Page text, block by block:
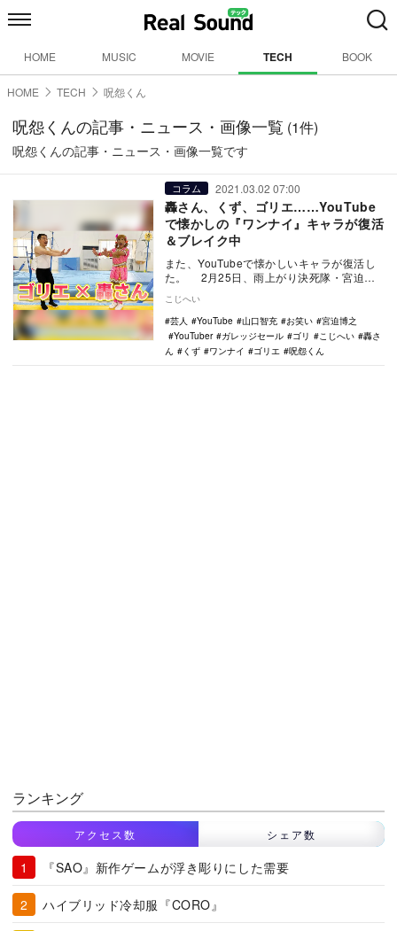
HOME MUSIC MOVIE TECH BOOK
HOME TECH 呪怨くん
呪怨くんの記事・ニュース・画像一覧 (1件)
呪怨くんの記事・ニュース・画像一覧です
コラム 2021.03.02 07:00
轟さん、くず、ゴリエ……YouTube
で懐かしの『ワンナイ』キャラが復活
＆ブレイク中
また、YouTubeで懐かしいキャラが復活し
た。 2月25日、雨上がり決死隊・宮迫博
こじへい
芸人
YouTube 山口智充 お笑い
宮迫博之
YouTuber
ガレッジセール ゴリ こじへい
轟さ
ん
くず ワンナイ ゴリエ 呪怨くん
ランキング
アクセス数 シェア数
『SAO』新作ゲームが浮き彫りにした需要
ハイブリッド冷却服『CORO』